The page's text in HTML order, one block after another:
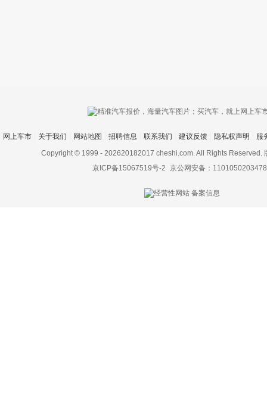
上传图片最多
网上车市 关于我们 网站地图 招聘信息 联系我们 建议反馈 隐私权声明
服
Copyright © 1999 - 202620182017 cheshi.com. All Rights Reserved.
京ICP备15067519号-2 京公网安备：